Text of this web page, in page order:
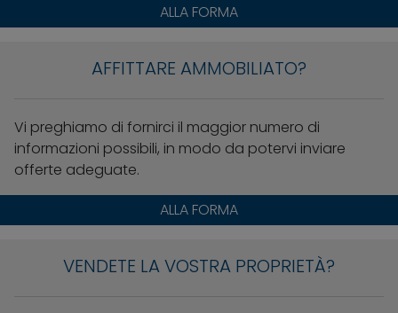
ALLA FORMA
AFFITTARE AMMOBILIATO?
Vi preghiamo di fornirci il maggior numero di
informazioni possibili, in modo da potervi inviare
offerte adeguate.
ALLA FORMA
VENDETE LA VOSTRA PROPRIETÀ?